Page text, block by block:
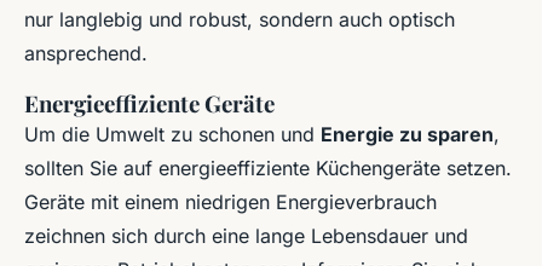
nur langlebig und robust, sondern auch optisch
ansprechend.
Energieeffiziente Geräte
Um die Umwelt zu schonen und Energie zu sparen,
sollten Sie auf energieeffiziente Küchengeräte setzen.
Geräte mit einem niedrigen Energieverbrauch
zeichnen sich durch eine lange Lebensdauer und